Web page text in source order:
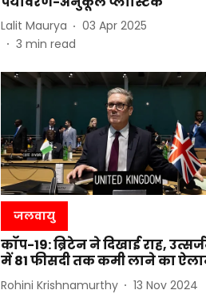
Lalit Maurya
03 Apr 2025
3 min read
जलवायु
कॉप-19: ब्रिटेन ने दिखाई राह,
में 81 फीसदी तक कमी लाने का
Rohini Krishnamurthy
13 Nov 2024